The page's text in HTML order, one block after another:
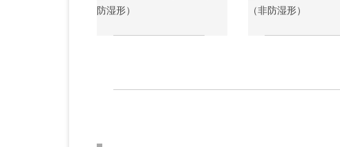
防湿形）
（非防湿形）